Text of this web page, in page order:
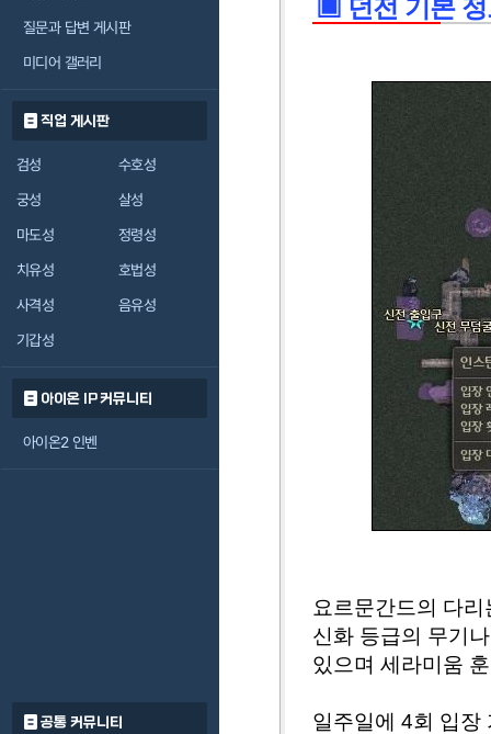
질문과 답변 게시판
미디어 갤러리
직업 게시판
검성
수호성
궁성
살성
마도성
정령성
치유성
호법성
사격성
음유성
기갑성
아이온 IP 커뮤니티
아이온2 인벤
공통 커뮤니티
▣ 던전 기본
요르문간드의 다
신화 등급의 무기
있으며 세라미움
일주일에 4회 입장